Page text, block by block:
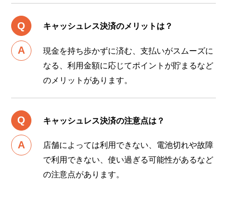
キャッシュレス決済のメリットは？
現金を持ち歩かずに済む、支払いがスムーズに
なる、利用金額に応じてポイントが貯まるなど
のメリットがあります。
キャッシュレス決済の注意点は？
店舗によっては利用できない、電池切れや故障
で利用できない、使い過ぎる可能性があるなど
の注意点があります。